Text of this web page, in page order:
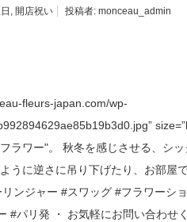
, 開店祝い 投稿者: monceau_admin
fleurs-japan.com/wp-